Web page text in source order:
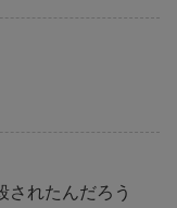
されたんだろう